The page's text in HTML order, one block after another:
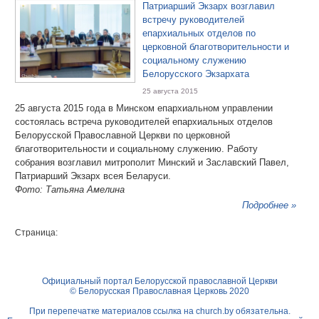
Патриарший Экзарх возглавил
встречу руководителей
епархиальных отделов по
церковной благотворительности и
социальному служению
Белорусского Экзархата
25 августа 2015
25 августа 2015 года в Минском епархиальном управлении
состоялась встреча руководителей епархиальных отделов
Белорусской Православной Церкви по церковной
благотворительности и социальному служению. Работу
собрания возглавил митрополит Минский и Заславский Павел,
Патриарший Экзарх всея Беларуси.
Фото: Татьяна Амелина
Подробнее »
Страница:
Официальный портал Белорусской православной Церкви
© Белорусская Православная Церковь 2020
При перепечатке материалов ссылка на church.byобязательна.